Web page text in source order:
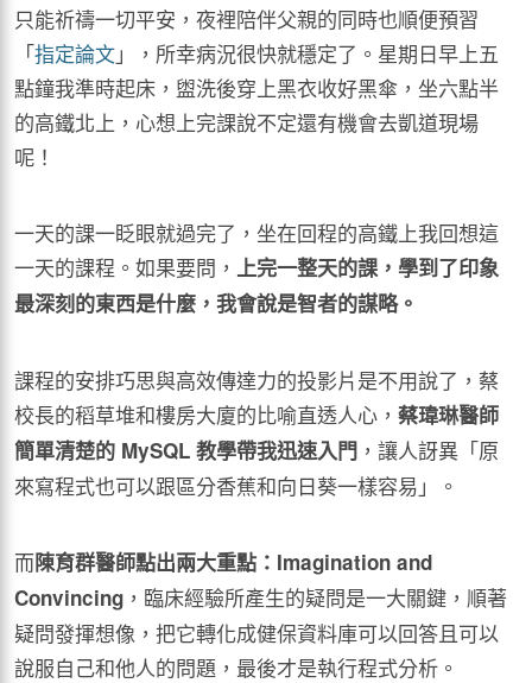
只能祈禱一切平安，夜裡陪伴父親的同時也順便預習
「指定論文」，所幸病況很快就穩定了。星期日早上五
點鐘我準時起床，盥洗後穿上黑衣收好黑傘，坐六點半
的高鐵北上，心想上完課說不定還有機會去凱道現場
呢！
一天的課一眨眼就過完了，坐在回程的高鐵上我回想這
一天的課程。如果要問， 上完一整天的課，學到了印象
最深刻的東西是什麼，我會說是智者的謀略。
課程的安排巧思與高效傳達力的投影片是不用說了，蔡
校長的稻草堆和樓房大廈的比喻直透人心， 蔡瑋琳醫師
簡單清楚的 MySQL 教學帶我迅速入門 ，讓人訝異「原
來寫程式也可以跟區分香蕉和向日葵一樣容易」。
而陳育群醫師點出兩大重點： Imagination and
Convincing ，臨床經驗所產生的疑問是一大關鍵，順著
疑問發揮想像，把它轉化成健保資料庫可以回答且可以
說服自己和他人的問題，最後才是執行程式分析。